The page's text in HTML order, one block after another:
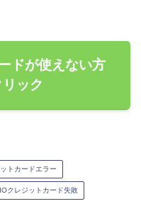
ドが使えない方
ック
トカードエラー
クレジットカード失敗